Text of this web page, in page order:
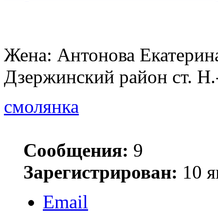
Жена: Антонова
Дзержинский район ст.
смолянка
Сообщения: 9
Зарегистрирован: 10
Email